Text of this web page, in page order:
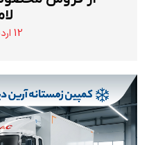
12 اردیبهشت 1405